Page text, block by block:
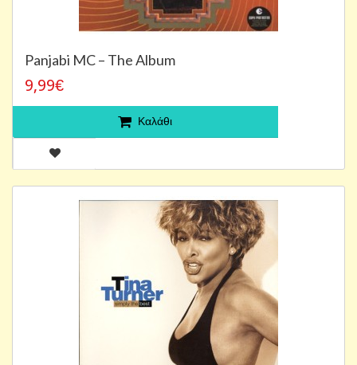
Panjabi MC – The Album
9,99€
Καλάθι